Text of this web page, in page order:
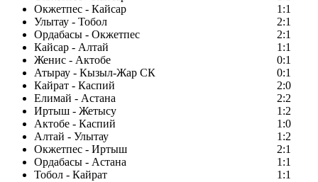
Окжетпес - Кайсар
1:1
Улытау - Тобол
2:1
Ордабасы - Окжетпес
2:1
Кайсар - Алтай
1:1
Женис - Актобе
0:1
Атырау - Кызыл-Жар СК
0:1
Кайрат - Каспий
2:0
Елимай - Астана
2:2
Иртыш - Жетысу
1:2
Актобе - Каспий
1:0
Алтай - Улытау
1:2
Окжетпес - Иртыш
2:1
Ордабасы - Астана
1:1
Тобол - Кайрат
1:1